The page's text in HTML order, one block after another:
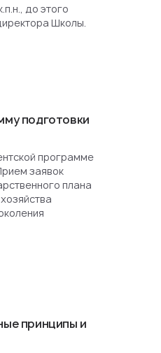
до этого
Школы.
подготовки
программе
заявок
плана
принципы и